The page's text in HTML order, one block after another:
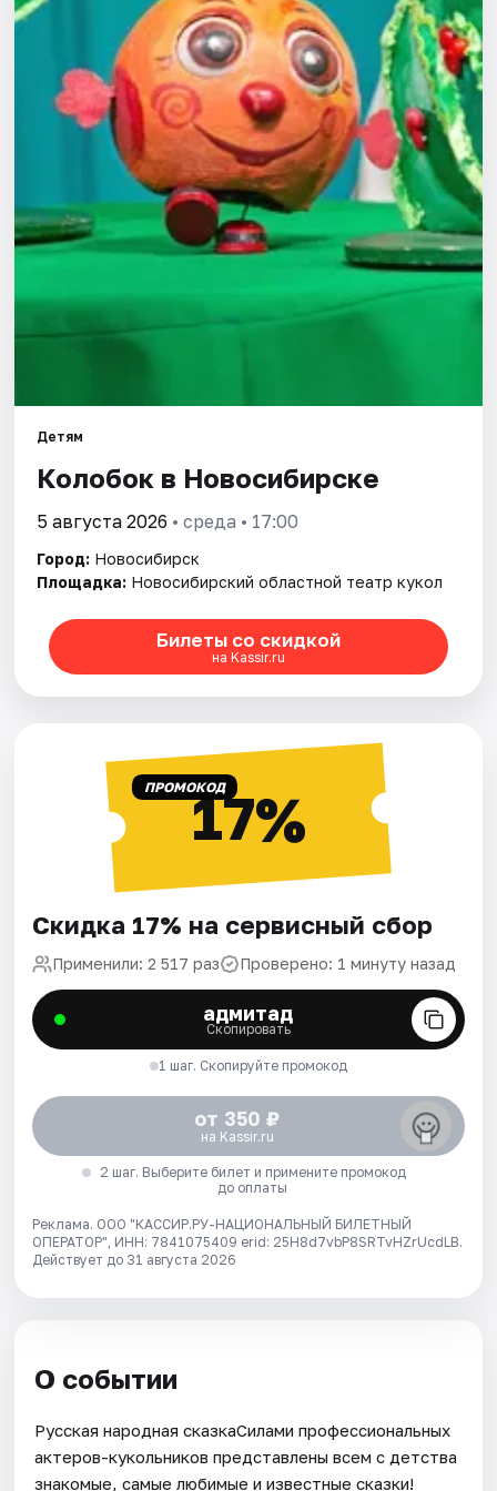
Площадки
Рейтинги
Детям
Колобок в Новосибирске
5 августа 2026 • среда • 17:00
Город: Новосибирск
Площадка: Новосибирский областной театр кукол
Билеты со скидкой
на Kassir.ru
ПРОМОКОД17%
Скидка 17% на сервисный сбор
Применили: 2 517 раз Проверено: 1 минуту назад
адмитад
Скопировать
1 шаг. Скопируйте промокод
от 350 ₽
на Kassir.ru
2 шаг. Выберите билет и примените промокод
до оплаты
Реклама. ООО "КАССИР.РУ-НАЦИОНАЛЬНЫЙ БИЛЕТНЫЙ
ОПЕРАТОР", ИНН: 7841075409 erid: 25H8d7vbP8SRTvHZrUcdLB.
Действует до 31 августа 2026
О событии
Русская народная сказкаСилами профессиональных
актеров-кукольников представлены всем с детства
знакомые, самые любимые и известные сказки!